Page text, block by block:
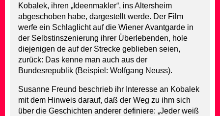
Kobalek, ihren „Ideenmakler“, ins Altersheim
abgeschoben habe, dargestellt werde. Der Film
werfe ein Schlaglicht auf die Wiener Avantgarde in
der Selbstinszenierung ihrer Überlebenden, hole
diejenigen de auf der Strecke geblieben seien,
zurück: Das kenne man auch aus der
Bundesrepublik (Beispiel: Wolfgang Neuss).
Susanne Freund beschrieb ihr Interesse an Kobalek
mit dem Hinweis darauf, daß der Weg zu ihm sich
über die Geschichten anderer definiere: „Jeder weiß